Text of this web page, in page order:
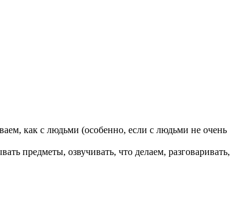
как с людьми (особенно, если с людьми не очень
предметы, озвучивать, что делаем, разговаривать,